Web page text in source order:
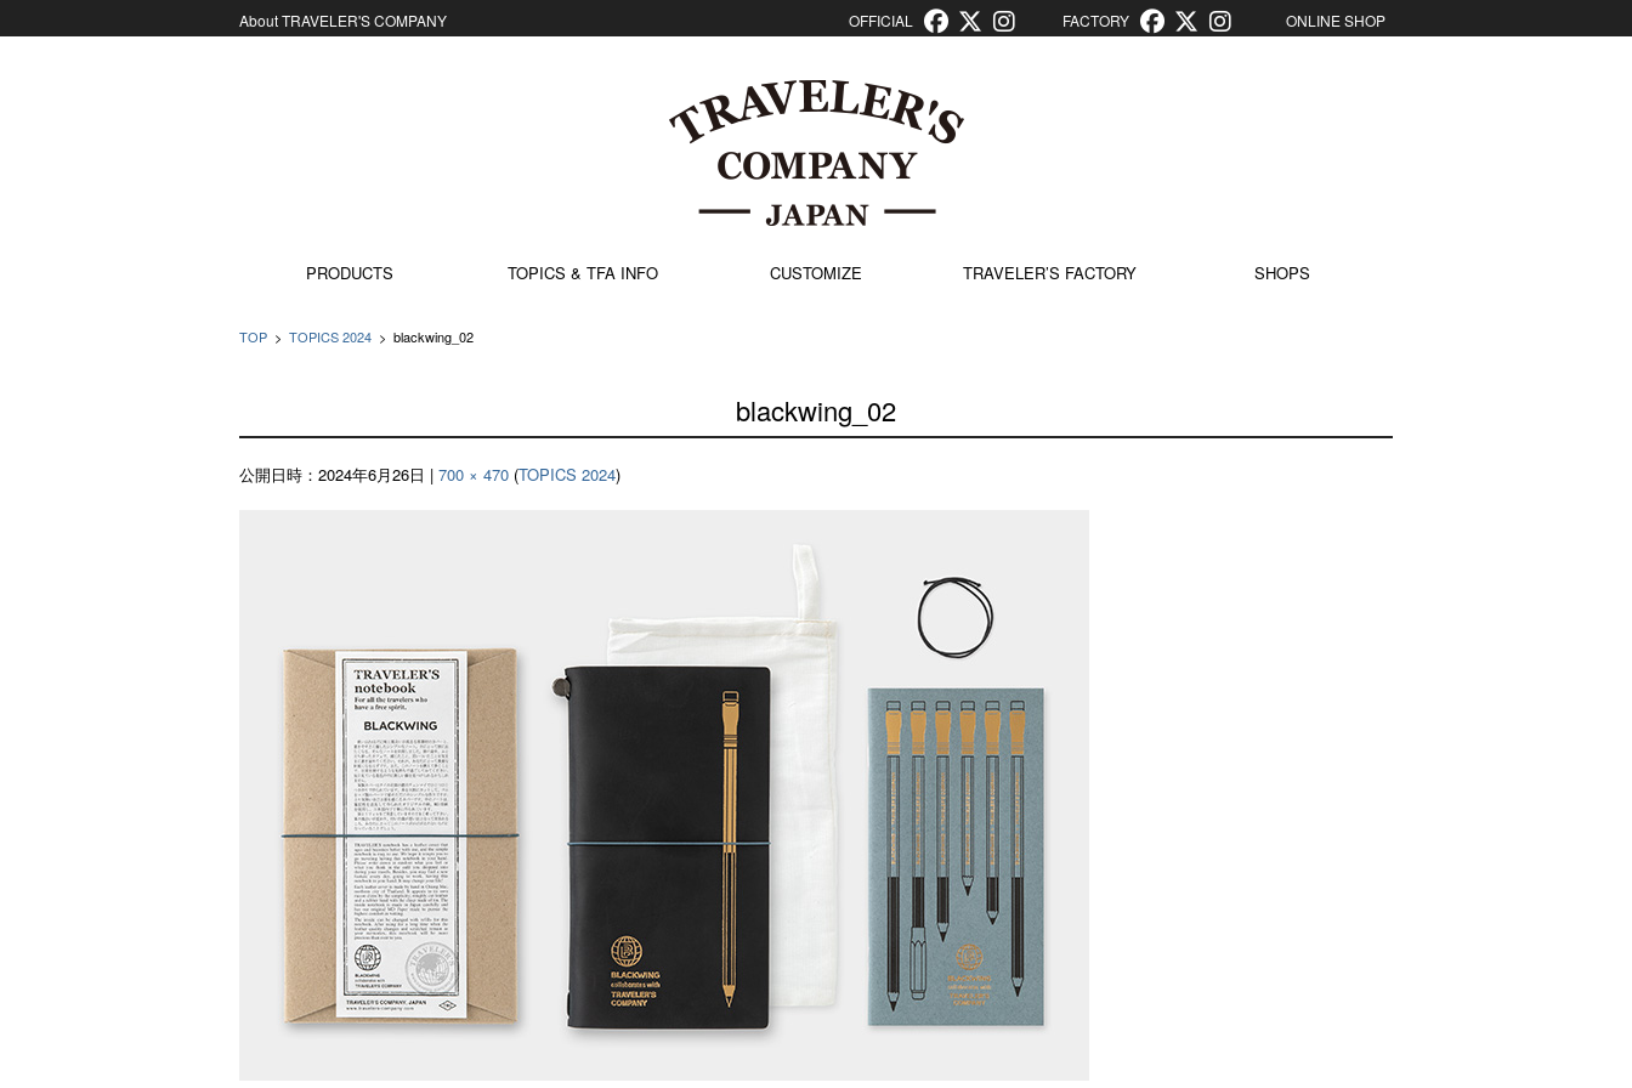
About TRAVELER'S COMPANY OFFICIAL FACTORY ONLINE SHOP
PRODUCTS
TOPICS & TFA INFO CUSTOMIZE TRAVELER’S FACTORY SHOPS
TOP > TOPICS 2024 > blackwing_02
blackwing_02
公開日時： 2024年6月26日 | 700 × 470 (TOPICS 2024)